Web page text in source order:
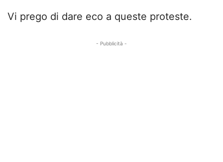
Vi prego di dare eco a queste proteste.
- Pubblicità -